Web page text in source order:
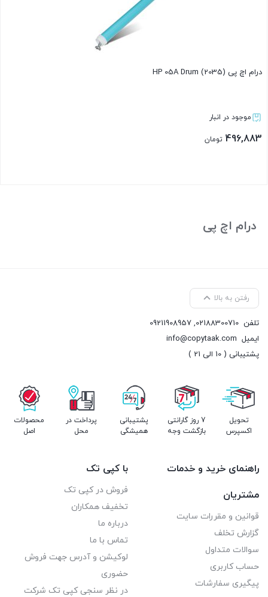
درام اچ پی (2035) HP 05A Drum
موجود در انبار
496,883 تومان
درام اچ پی
رفتن به بالا
تلفن 02188300710
,
09211908957
ایمیل info@copytaak.com
پشتیبانی ( 10 الی 21 )
تحویل
اکسپرس
7 روز گارانتی
بازگشت وجه
پشتیبانی
همیشگی
پرداخت در
محل
محصولات
اصل
راهنمای خرید و خدمات
مشتریان
قوانین و مقررات سایت
گزارش تخلف
سوالات متداول
حساب کاربری
پیگیری سفارشات
با کپی تک
فروش در کپی تک
تخفیف همکاران
درباره ما
تماس با ما
لوکیشن و آدرس جهت فروش
حضوری
در نظر سنجی کپی تک شرکت